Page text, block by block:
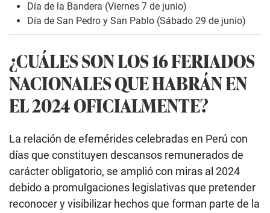
Día de la Bandera (Viernes 7 de junio)
Día de San Pedro y San Pablo (Sábado 29 de junio)
¿CUÁLES SON LOS 16 FERIADOS
NACIONALES QUE HABRÁN EN
EL 2024 OFICIALMENTE?
La relación de efemérides celebradas en Perú con
días que constituyen descansos remunerados de
carácter obligatorio, se amplió con miras al 2024
debido a promulgaciones legislativas que pretender
reconocer y visibilizar hechos que forman parte de la